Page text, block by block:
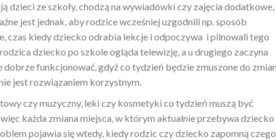
dzieci ze szkoły, chodzą na wywiadówki czy zajęcia dodatkowe,
jest jednak, aby rodzice wcześniej uzgodnili np. sposób
czas kiedy dziecko odrabia lekcje i odpoczywa i pilnowali tego
dziecko po szkole ogląda telewizję, a u drugiego zaczyna
dobrze funkcjonować, gdyż co tydzień będzie zmuszone do
jest rozwiązaniem korzystnym.
czy muzyczny, leki czy kosmetyki co tydzień muszą być
każda zmiana miejsca, w którym aktualnie przebywa dziecko
pojawia się wtedy, kiedy rodzic czy dziecko zapomną